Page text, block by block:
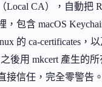
Local CA），自動把
包含 macOS
的 ca-certificates，
後用 mkcert 產生的所
接信任，完全零警告。